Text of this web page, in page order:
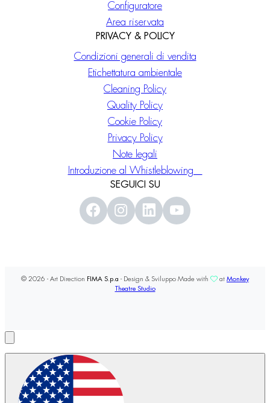
Configuratore
Area riservata
PRIVACY & POLICY
Condizioni generali di vendita
Etichettatura ambientale
Cleaning Policy
Quality Policy
Cookie Policy
Privacy Policy
Note legali
Introduzione al Whistleblowing
SEGUICI SU
© 2026 - Art Direction FIMA S.p.a - Design & Sviluppo Made with at Monkey
Theatre Studio